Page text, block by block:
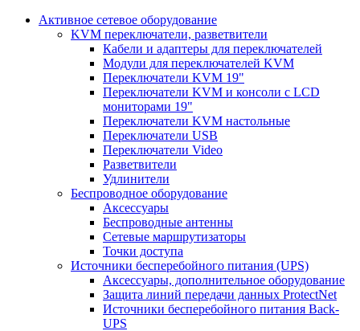
Активное сетевое оборудование
KVM переключатели, разветвители
Кабели и адаптеры для переключателей
Модули для переключателей KVM
Переключатели KVM 19"
Переключатели KVM и консоли с LCD
мониторами 19"
Переключатели KVM настольные
Переключатели USB
Переключатели Video
Разветвители
Удлинители
Беспроводное оборудование
Аксессуары
Беспроводные антенны
Сетевые маршрутизаторы
Точки доступа
Источники бесперебойного питания (UPS)
Аксессуары, дополнительное оборудование
Защита линий передачи данных ProtectNet
Источники бесперебойного питания Back-
UPS